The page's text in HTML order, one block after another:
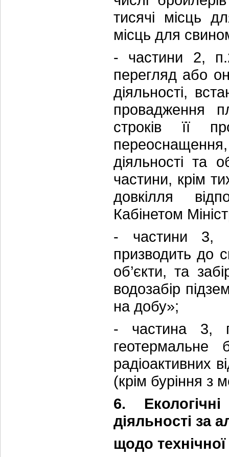
тисячі місць
місць для
- частини 2,
перегляд або
діяльності,
провадження
строків її
діяльності та
частини, крім
довкілля
Кабінетом
- частини 3,
призводить до
об’єкти, та
водозабір
на добу»;
- частина 3,
геотермальне
радіоактивних
(крім буріння з
6.
діяльності за
щодо